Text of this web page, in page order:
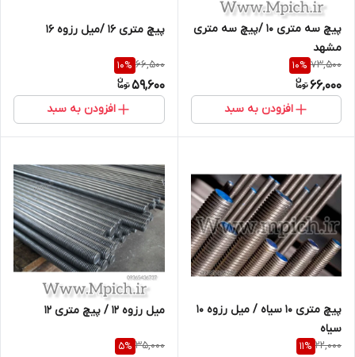
پیچ سه متری 10 /پیچ سه متری
مشهد
73,500
10%
66,000
افزودن به سبد
پیچ متری 16 /میل رزوه 16
66,500
10%
59,600
افزودن به سبد
پیچ متری 10 سیاه / میل رزوه 10
سیاه
22,000
11%
میل رزوه 12 / پیچ متری 12
35,000
5%